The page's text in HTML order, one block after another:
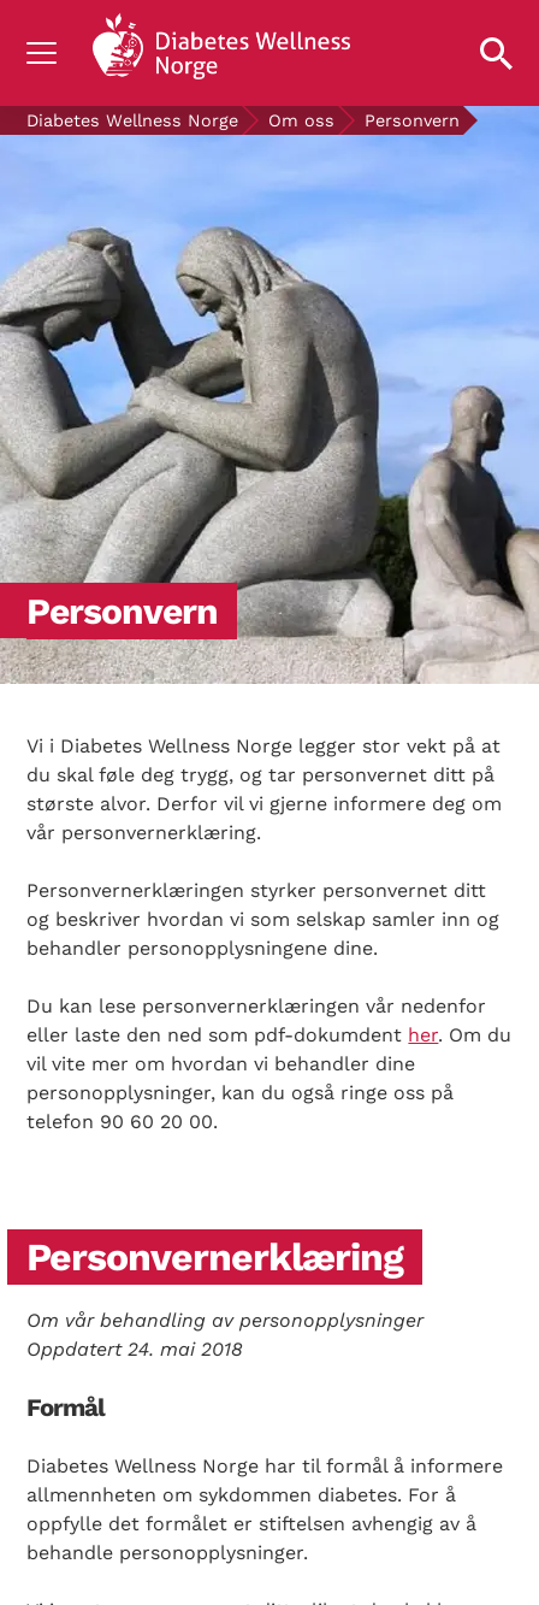
OM DIABETES
AKTUELT
OM OSS
GRATIS DIABETESPRODUKTER
Diabetes Wellness Norge Om oss Personvern
Personvern
Vi i Diabetes Wellness Norge legger stor vekt på at
du skal føle deg trygg, og tar personvernet ditt på
største alvor. Derfor vil vi gjerne informere deg om
vår personvernerklæring.
Personvernerklæringen styrker personvernet ditt
og beskriver hvordan vi som selskap samler inn og
behandler personopplysningene dine.
Du kan lese personvernerklæringen vår nedenfor
eller laste den ned som pdf-dokumdent her. Om du
vil vite mer om hvordan vi behandler dine
personopplysninger, kan du også ringe oss på
telefon 90 60 20 00.
Personvernerklæring
Om vår behandling av personopplysninger
Oppdatert 24. mai 2018
Formål
Diabetes Wellness Norge har til formål å informere
allmennheten om sykdommen diabetes. For å
oppfylle det formålet er stiftelsen avhengig av å
behandle personopplysninger.